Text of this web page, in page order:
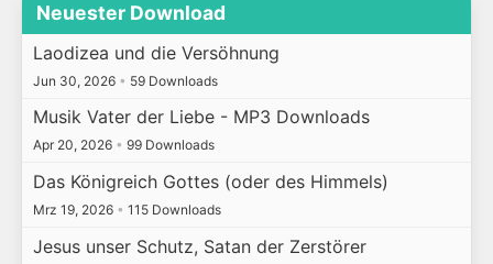
Neuester Download
Laodizea und die Versöhnung
Jun 30, 2026 • 59 Downloads
Musik Vater der Liebe - MP3 Downloads
Apr 20, 2026 • 99 Downloads
Das Königreich Gottes (oder des Himmels)
Mrz 19, 2026 • 115 Downloads
Jesus unser Schutz, Satan der Zerstörer